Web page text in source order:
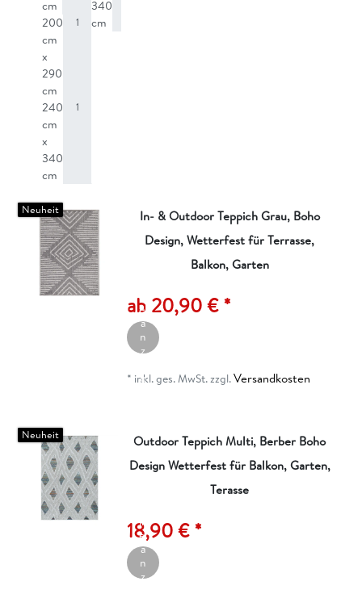
cm
200
cm
x
290
cm
1
240
cm
x
340
cm
1
340
cm
Neuheit
In- & Outdoor Teppich Grau, Boho
Design, Wetterfest für Terrasse,
Balkon, Garten
ab 20,90 € *
ik
el
a
n
z
g
* inkl. ges. MwSt.zzgl.Versandkosten
Neuheit
Outdoor Teppich Multi, Berber Boho
Design Wetterfest für Balkon, Garten,
Terasse
18,90 € *
ik
el
a
n
z